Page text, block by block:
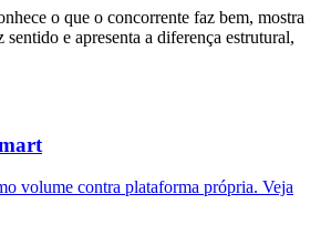
o que o concorrente faz bem, mostra
sentido e apresenta a diferença estrutural,
volume contra plataforma própria. Veja